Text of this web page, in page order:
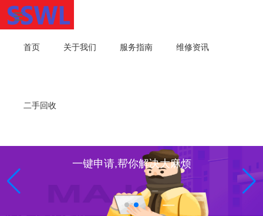
首页 关于我们 服务指南 维修资讯
二手回收
一键申请,帮你解决大麻烦